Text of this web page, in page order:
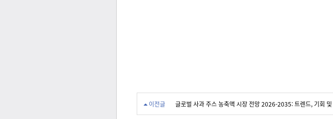
이전글 글로벌 사과 주스 농축액 시장 전망 2026-2035: 트렌드, 기회 및